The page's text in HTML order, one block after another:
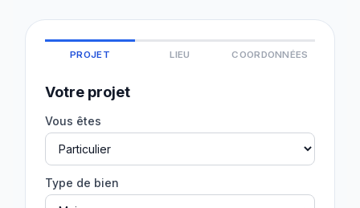
PROJET LIEU COORDONNÉES
Votre projet
Vous êtes
Type de bien